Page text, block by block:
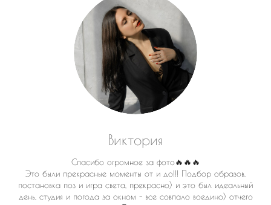
Виктория
Спасибо огромное за фото🔥🔥🔥
Это были прекрасные моменты от и до!!! Подбор образов,
постановка поз и игра света, прекрасно) и это был идеальный
день, студия и погода за окном - все совпало воедино) отчего